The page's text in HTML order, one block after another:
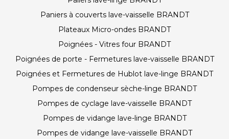
Paniers à couverts lave-vaisselle BRANDT
Plateaux Micro-ondes BRANDT
Poignées - Vitres four BRANDT
Poignées de porte - Fermetures lave-vaisselle BRANDT
Poignées et Fermetures de Hublot lave-linge BRANDT
Pompes de condenseur sèche-linge BRANDT
Pompes de cyclage lave-vaisselle BRANDT
Pompes de vidange lave-linge BRANDT
Pompes de vidange lave-vaisselle BRANDT